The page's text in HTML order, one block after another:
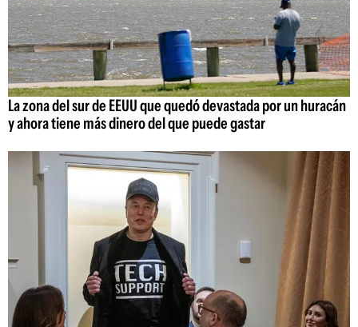
La zona del sur de EEUU que quedó devastada por un huracán
y ahora tiene más dinero del que puede gastar